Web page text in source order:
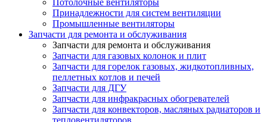
Потолочные вентиляторы
Принадлежности для систем вентиляции
Промышленные вентиляторы
Запчасти для ремонта и обслуживания
Запчасти для ремонта и обслуживания
Запчасти для газовых колонок и плит
Запчасти для горелок газовых, жидкотопливных,
пеллетных котлов и печей
Запчасти для ДГУ
Запчасти для инфракрасных обогревателей
Запчасти для конвекторов, масляных радиаторов и
тепловентиляторов